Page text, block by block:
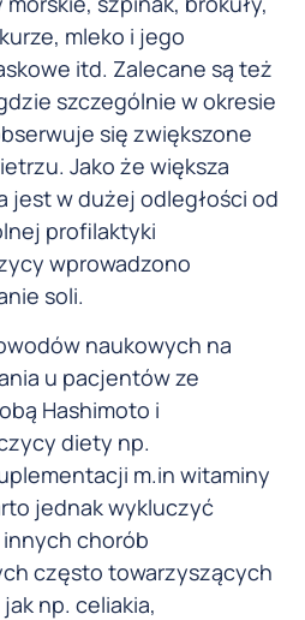
mleko i jego
itd. Zalecane są też
szczególnie w okresie
się zwiększone
Jako że większa
jest w dużej odległości od
profilaktyki
wprowadzono
soli.
naukowych na
u pacjentów ze
Hashimoto i
diety np.
m.in witaminy
jednak wykluczyć
chorób
często towarzyszących
np. celiakia,